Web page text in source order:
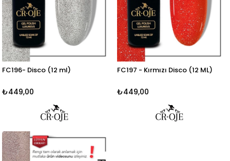
FC196- Disco (12 ml)
₺449,00
FC197 - Kırmızı Disco (12 ML)
₺449,00